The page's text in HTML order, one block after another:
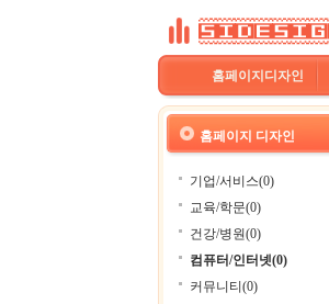
홈페이지디자인
홈페이지 디자인
기업/서비스(0)
교육/학문(0)
건강/병원(0)
컴퓨터/인터넷(0)
커뮤니티(0)